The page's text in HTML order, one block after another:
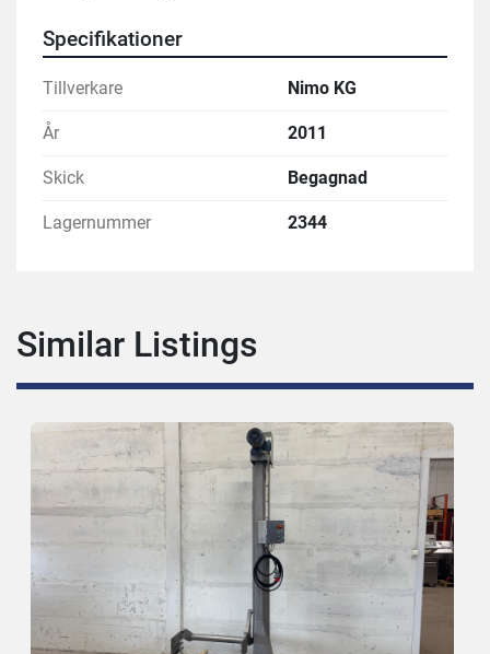
Specifikationer
Tillverkare Nimo KG
År 2011
Skick Begagnad
Lagernummer 2344
Similar Listings